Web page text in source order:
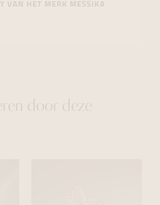
VAN HET MERK MESSIKA
door deze